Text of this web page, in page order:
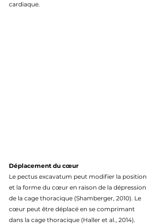
cardiaque.
Déplacement du cœur
Le pectus excavatum peut modifier la position
et la forme du cœur en raison de la dépression
de la cage thoracique (Shamberger, 2010). Le
cœur peut être déplacé en se comprimant
dans la cage thoracique (Haller et al., 2014).